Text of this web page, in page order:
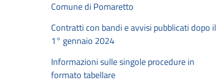
Comune di Pomaretto
Contratti con bandi e avvisi pubblicati dopo il
1° gennaio 2024
Informazioni sulle singole procedure in
formato tabellare